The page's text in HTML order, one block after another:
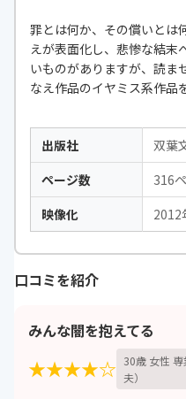
罪とは何か、その償いとは
えが表面化し、悲惨な結末
いものがありますが、読ま
なえ作品のイヤミス系作品
出版社
双葉
ページ数
316
映像化
2012
口コミを紹介
みんな闇を抱えてる
★★★★☆ 30歳 女性
夫）